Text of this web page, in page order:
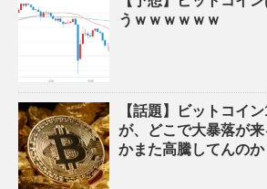
うｗｗｗｗｗｗ
【話題】ビットコイ
が、どこで大暴落が
かまた高騰してんのか